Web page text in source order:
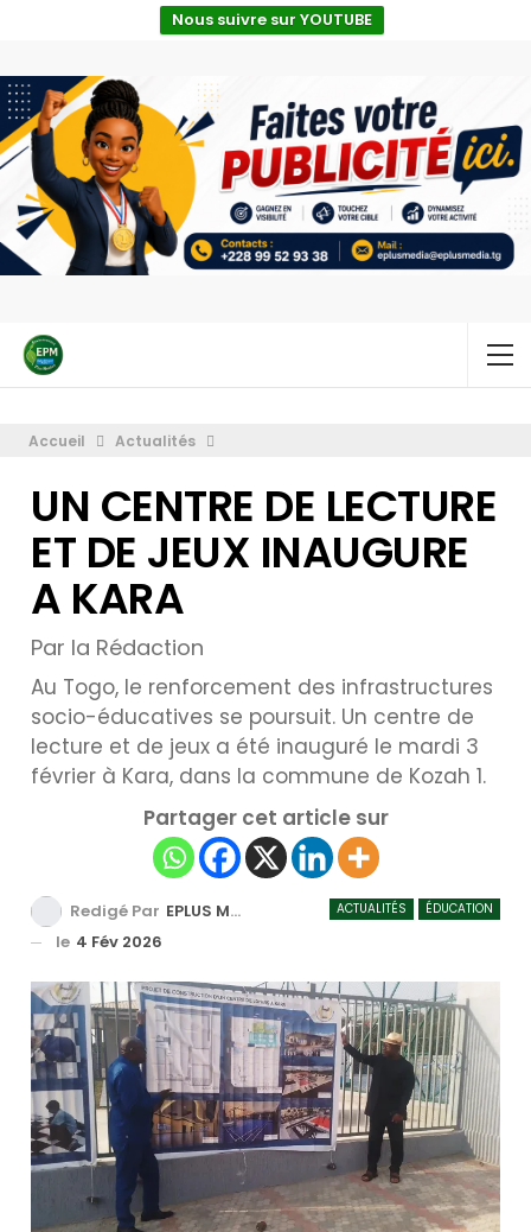
Nous suivre sur YOUTUBE
Accueil Actualités
UN CENTRE DE LECTURE
ET DE JEUX INAUGURE
A KARA
Par la Rédaction
Au Togo, le renforcement des infrastructures
socio-éducatives se poursuit. Un centre de
lecture et de jeux a été inauguré le mardi 3
février à Kara, dans la commune de Kozah 1.
Partager cet article sur
ACTUALITÉS ÉDUCATION
Redigé Par EPLUS MEDIA TV
le 4 Fév 2026